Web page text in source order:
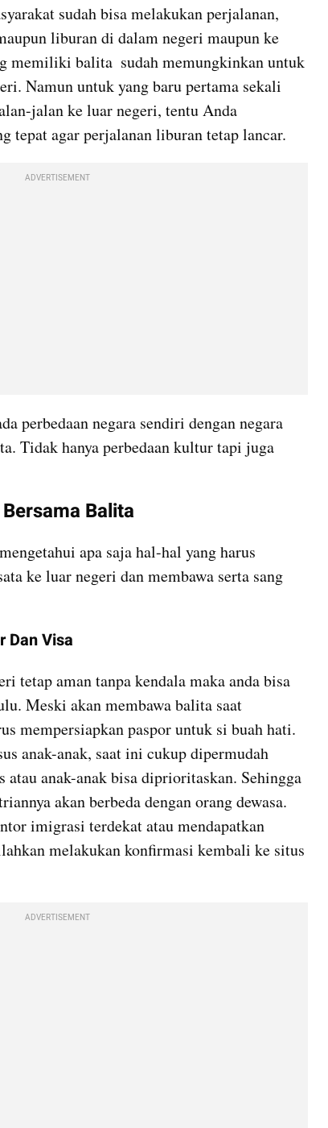
sudah bisa melakukan perjalanan,
liburan di dalam negeri maupun ke
memiliki balita  sudah memungkinkan untuk
Namun untuk yang baru pertama sekali
jalan ke luar negeri, tentu Anda
tepat agar perjalanan liburan tetap lancar.
ADVERTISEMENT
perbedaan negara sendiri dengan negara
Tidak hanya perbedaan kultur tapi juga
Balita
apa saja hal-hal yang harus
ke luar negeri dan membawa serta sang
Dan Visa
tetap aman tanpa kendala maka anda bisa
Meski akan membawa balita saat
mempersiapkan paspor untuk si buah hati.
anak-anak, saat ini cukup dipermudah
atau anak-anak bisa diprioritaskan. Sehingga
akan berbeda dengan orang dewasa.
imigrasi terdekat atau mendapatkan
melakukan konfirmasi kembali ke situs
ADVERTISEMENT